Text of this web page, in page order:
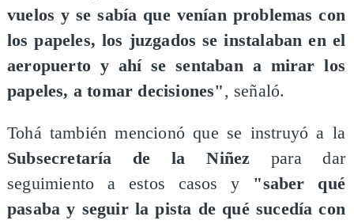
vuelos y se sabía que venían problemas con
los papeles, los juzgados se instalaban en el
aeropuerto y ahí se sentaban a mirar los
papeles, a tomar decisiones", señaló.
Tohá también mencionó que se instruyó a la
Subsecretaría de la Niñez para dar
seguimiento a estos casos y "saber qué
pasaba y seguir la pista de qué sucedía con